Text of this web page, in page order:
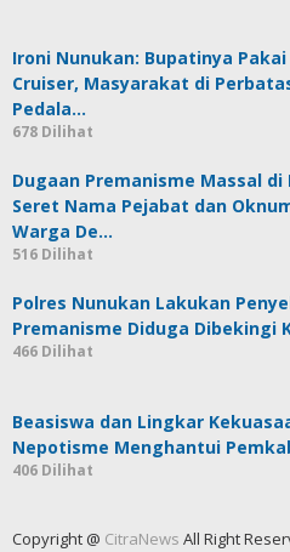
Ironi Nunukan: Bupatinya Pakai
Cruiser, Masyarakat di
Pedala…
678 Dilihat
Dugaan Premanisme Massal di
Seret Nama Pejabat dan
Warga De…
516 Dilihat
Polres Nunukan Lakukan
Premanisme Diduga Dibekingi
466 Dilihat
Beasiswa dan Lingkar
Nepotisme Menghantui
406 Dilihat
Copyright @ CitraNews All Right